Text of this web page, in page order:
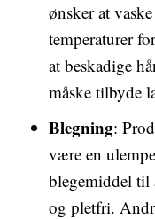
ønsker at
temperaturer
at beskadige
måske tilbyde
Blegning:
være en
blegemiddel til
og pletfri.